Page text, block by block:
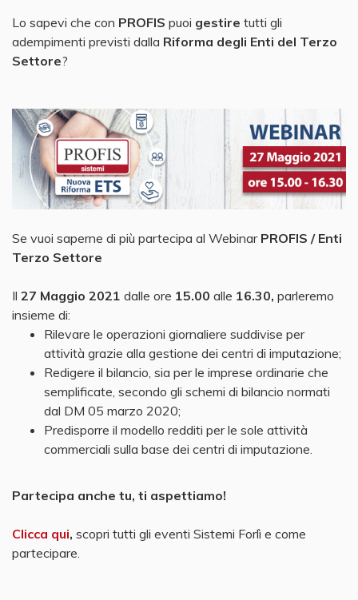
Lo sapevi che con PROFIS puoi gestire tutti gli
adempimenti previsti dalla Riforma degli Enti del Terzo
Settore?
Se vuoi saperne di più partecipa al Webinar PROFIS / Enti
Terzo Settore
Il 27 Maggio 2021 dalle ore 15.00 alle 16.30, parleremo
insieme di:
Rilevare le operazioni giornaliere suddivise per
attività grazie alla gestione dei centri di imputazione;
Redigere il bilancio, sia per le imprese ordinarie che
semplificate, secondo gli schemi di bilancio normati
dal DM 05 marzo 2020;
Predisporre il modello redditi per le sole attività
commerciali sulla base dei centri di imputazione.
Partecipa anche tu, ti aspettiamo!
Clicca qui, scopri tutti gli eventi Sistemi Forlì e come
partecipare.